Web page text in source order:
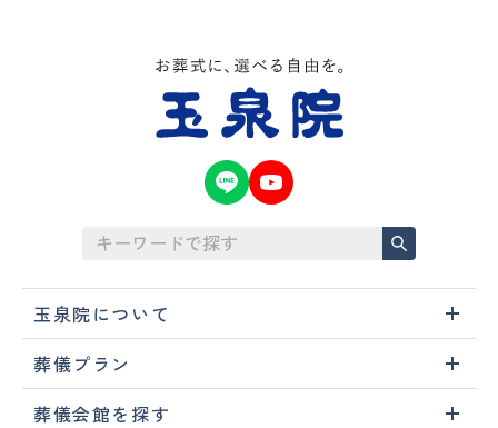
玉泉院について
葬儀プラン
葬儀会館を探す